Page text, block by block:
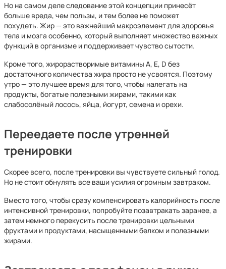
Но на самом деле следование этой концепции принесёт
больше вреда, чем пользы, и тем более не поможет
похудеть. Жир — это важнейший макроэлемент для здоровья
тела и мозга особенно, который выполняет множество важных
функций в организме и поддерживает чувство сытости.
Кроме того, жирорастворимые витамины A, E, D без
достаточного количества жира просто не усвоятся. Поэтому
утро — это лучшее время для того, чтобы налегать на
продукты, богатые полезными жирами, такими как
слабосолёный лосось, яйца, йогурт, семена и орехи.
Переедаете после утренней
тренировки
Скорее всего, после тренировки вы чувствуете сильный голод.
Но не стоит обнулять все ваши усилия огромным завтраком.
Вместо того, чтобы сразу компенсировать калорийность после
интенсивной тренировки, попробуйте позавтракать заранее, а
затем немного перекусить после тренировки цельными
фруктами и продуктами, насыщенными белком и полезными
жирами.